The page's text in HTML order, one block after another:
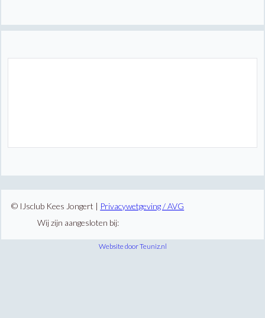
© IJsclub Kees Jongert | Privacywetgeving / AVG
Wij zijn aangesloten bij:
Website door Teuniz.nl